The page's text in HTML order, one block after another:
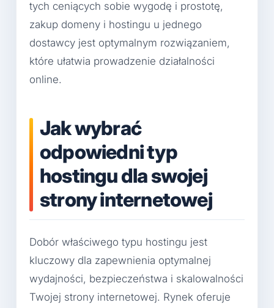
tych ceniących sobie wygodę i prostotę,
zakup domeny i hostingu u jednego
dostawcy jest optymalnym rozwiązaniem,
które ułatwia prowadzenie działalności
online.
Jak wybrać
odpowiedni typ
hostingu dla swojej
strony internetowej
Dobór właściwego typu hostingu jest
kluczowy dla zapewnienia optymalnej
wydajności, bezpieczeństwa i skalowalności
Twojej strony internetowej. Rynek oferuje